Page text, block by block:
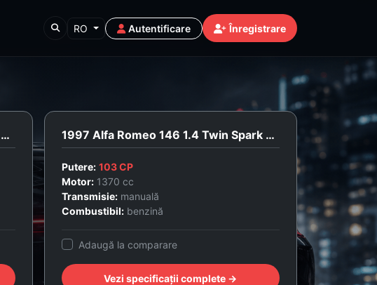
RO Autentificare Înregistrare
1997 Alfa Romeo 146 1.4 Twin Spark 16V L 1997 Alfa Romeo 146 1.4 Twin Spark 16V L Junior
Putere: 103 CP
Motor:1370 cc
Transmisie:manuală
Combustibil:benzină
Adaugă la comparare
Vezi specificații complete →